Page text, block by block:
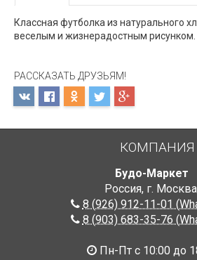
Классная футболка из натурального
веселым и жизнерадостным рисунком.
РАССКАЗАТЬ ДРУЗЬЯМ!
КОМПАНИЯ
Будо-Маркет
Россия, г. Москва
8 (926) 912-11-01
8 (903) 683-35-76
Пн-Пт с 10:00 до